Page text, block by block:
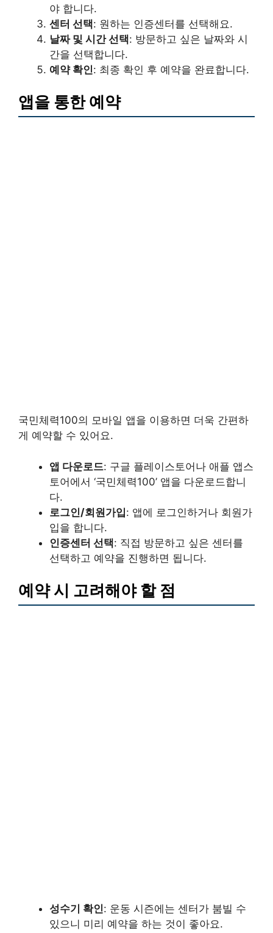
야 합니다.
센터 선택: 원하는 인증센터를 선택해요.
날짜 및 시간 선택: 방문하고 싶은 날짜와 시
간을 선택합니다.
예약 확인: 최종 확인 후 예약을 완료합니다.
앱을 통한 예약
국민체력100의 모바일 앱을 이용하면 더욱 간편하
게 예약할 수 있어요.
앱 다운로드: 구글 플레이스토어나 애플 앱스
토어에서 ‘국민체력100’ 앱을 다운로드합니
다.
로그인/회원가입: 앱에 로그인하거나 회원가
입을 합니다.
인증센터 선택: 직접 방문하고 싶은 센터를
선택하고 예약을 진행하면 됩니다.
예약 시 고려해야 할 점
성수기 확인: 운동 시즌에는 센터가 붐빌 수
있으니 미리 예약을 하는 것이 좋아요.